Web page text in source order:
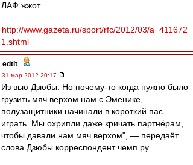
ЛАФ жжот
http://www.gazeta.ru/sport/rfc/2012/03/a_411672
1.shtml
edtit -
31 мар 2012 20:17
Из вью Дзюбы: Но почему-то когда нужно было
грузить мяч верхом нам с Эменике,
полузащитники начинали в короткий пас
играть. Мы охрипли даже кричать партнёрам,
чтобы давали нам мяч верхом", — передаёт
слова Дзюбы корреспондент чемп.ру